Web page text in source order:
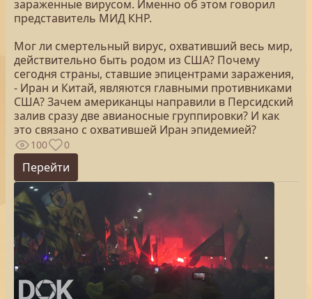
зараженные вирусом. Именно об этом говорил
представитель МИД КНР.
Мог ли смертельный вирус, охвативший весь мир,
действительно быть родом из США? Почему
сегодня страны, ставшие эпицентрами заражения,
- Иран и Китай, являются главными противниками
США? Зачем американцы направили в Персидский
залив сразу две авианосные группировки? И как
это связано с охватившей Иран эпидемией?
100 0
Перейти